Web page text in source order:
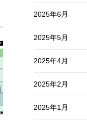
2025年6月
2025年5月
2025年4月
2025年2月
2025年1月